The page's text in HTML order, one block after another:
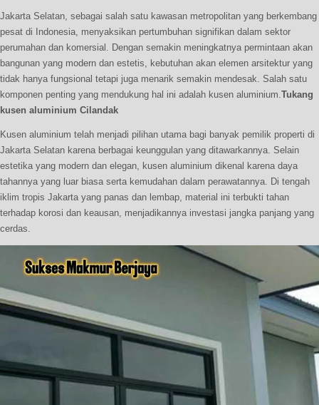
Jakarta Selatan, sebagai salah satu kawasan metropolitan yang berkembang
pesat di Indonesia, menyaksikan pertumbuhan signifikan dalam sektor
perumahan dan komersial. Dengan semakin meningkatnya permintaan akan
bangunan yang modern dan estetis, kebutuhan akan elemen arsitektur yang
tidak hanya fungsional tetapi juga menarik semakin mendesak. Salah satu
komponen penting yang mendukung hal ini adalah kusen aluminium. Tukang
kusen aluminium Cilandak
Kusen aluminium telah menjadi pilihan utama bagi banyak pemilik properti di
Jakarta Selatan karena berbagai keunggulan yang ditawarkannya. Selain
estetika yang modern dan elegan, kusen aluminium dikenal karena daya
tahannya yang luar biasa serta kemudahan dalam perawatannya. Di tengah
iklim tropis Jakarta yang panas dan lembap, material ini terbukti tahan
terhadap korosi dan keausan, menjadikannya investasi jangka panjang yang
cerdas.